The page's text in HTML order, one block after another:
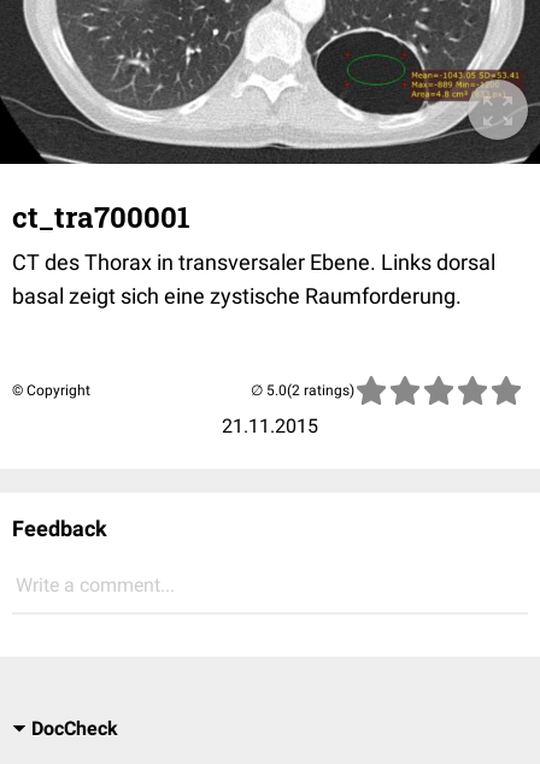
ct_tra700001
CT des Thorax in transversaler Ebene. Links dorsal
basal zeigt sich eine zystische Raumforderung.
© Copyright
21.11.2015
(2 ratings)
Feedback
Write a comment...
DocCheck